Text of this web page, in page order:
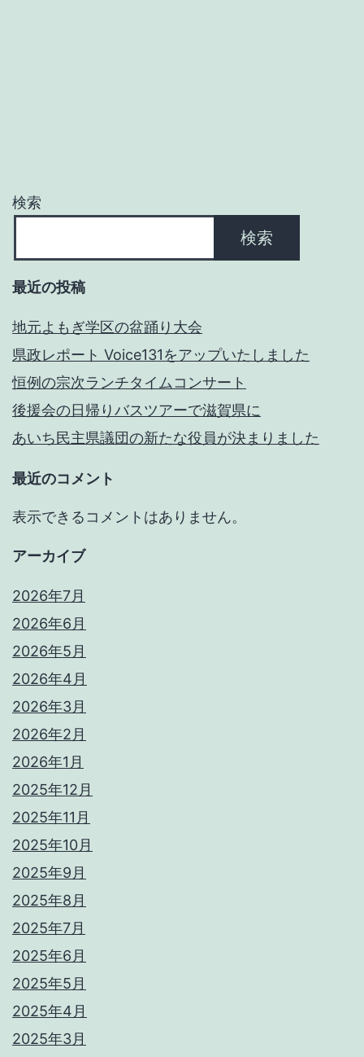
２
こ
と
に
な
り
し
た
検索
検索
最近の投稿
地元よもぎ学区の盆踊り大会
県政レポート Voice131をアップいたしました
恒例の宗次ランチタイムコンサート
後援会の日帰りバスツアーで滋賀県に
あいち民主県議団の新たな役員が決まりました
最近のコメント
表示できるコメントはありません。
アーカイブ
2026年7月
2026年6月
2026年5月
2026年4月
2026年3月
2026年2月
2026年1月
2025年12月
2025年11月
2025年10月
2025年9月
2025年8月
2025年7月
2025年6月
2025年5月
2025年4月
2025年3月